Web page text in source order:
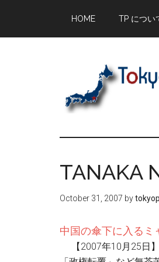
main
primary
footer
HOME TP につ
TANAKA
October 31, 2007 by
中国の傘下に入るミ
【2007年10月25日